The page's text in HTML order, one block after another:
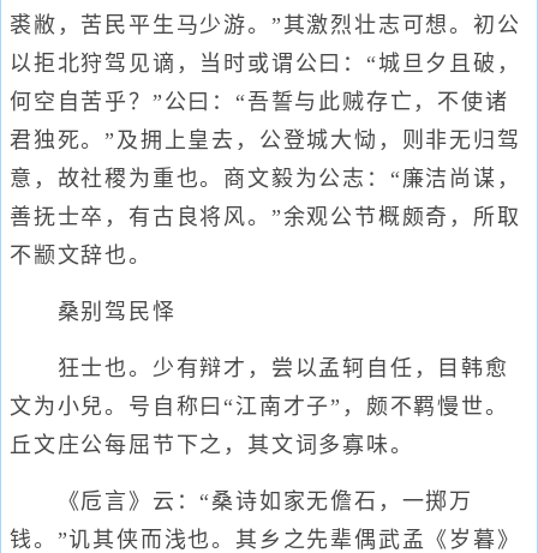
裘敝，苦民平生马少游。”其激烈壮志可想。初公
以拒北狩驾见谪，当时或谓公曰：“城旦夕且破，
何空自苦乎？”公曰：“吾誓与此贼存亡，不使诸
君独死。”及拥上皇去，公登城大恸，则非无归驾
意，故社稷为重也。商文毅为公志：“廉洁尚谋，
善抚士卒，有古良将风。”余观公节概颇奇，所取
不颛文辞也。
桑别驾民怿
狂士也。少有辩才，尝以孟轲自任，目韩愈
文为小兒。号自称曰“江南才子”，颇不羁慢世。
丘文庄公每屈节下之，其文词多寡味。
《卮言》云：“桑诗如家无儋石，一掷万
钱。”讥其侠而浅也。其乡之先辈偶武孟《岁暮》